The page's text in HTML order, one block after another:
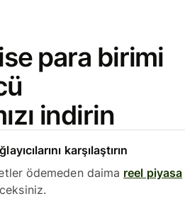
para birimi
indirin
karşılaştırın
ödemeden daima reel piyasa